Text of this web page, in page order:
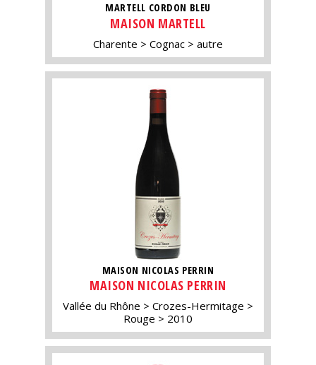
MARTELL CORDON BLEU
MAISON MARTELL
Charente Cognac autre
MAISON NICOLAS PERRIN
MAISON NICOLAS PERRIN
Vallée du Rhône
Crozes-Hermitage
Rouge
2010